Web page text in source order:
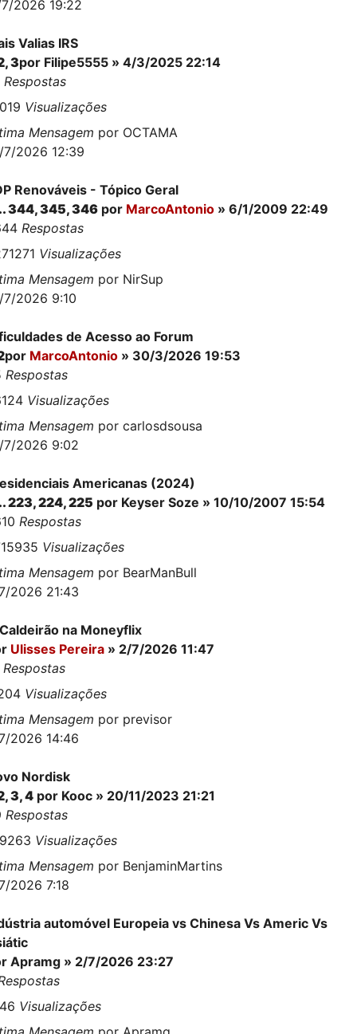
7/2026 19:22
Valias IRS
,3por Filipe5555 » 4/3/2025 22:14
Respostas
Visualizações
Mensagem por OCTAMA
7/2026 12:39
Renováveis - Tópico Geral
344,345,346 por MarcoAntonio » 6/1/2009 22:49
Respostas
Visualizações
Mensagem por NirSup
7/2026 9:10
de Acesso ao Forum
por MarcoAntonio » 30/3/2026 19:53
Respostas
Visualizações
Mensagem por carlosdsousa
7/2026 9:02
Americanas (2024)
223,224,225 por Keyser Soze » 10/10/2007 15:54
Respostas
Visualizações
Mensagem por BearManBull
2026 21:43
na Moneyflix
Ulisses Pereira » 2/7/2026 11:47
Respostas
Visualizações
Mensagem por previsor
2026 14:46
Nordisk
,3,4 por Kooc » 20/11/2023 21:21
Respostas
Visualizações
Mensagem por BenjaminMartins
2026 7:18
automóvel Europeia vs Chinesa Vs Americ Vs
Apramg » 2/7/2026 23:27
Visualizações